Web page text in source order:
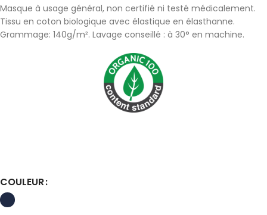
Masque à usage général, non certifié ni testé médicalement.
Tissu en coton biologique avec élastique en élasthanne.
Grammage: 140g/m². Lavage conseillé : à 30° en machine.
COULEUR